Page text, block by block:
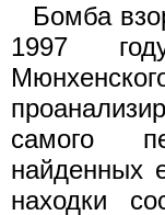
Бомба
1997
самого
найденных
находки